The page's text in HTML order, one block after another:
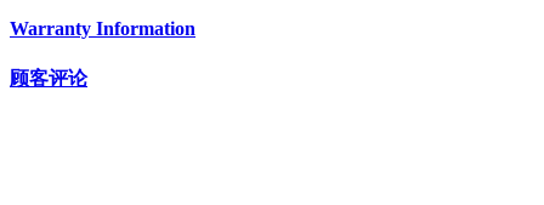
Warranty Information
顾客评论